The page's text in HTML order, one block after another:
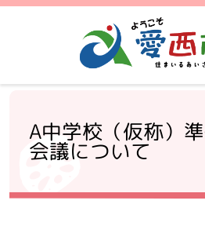
A中学校（仮称）
会議について